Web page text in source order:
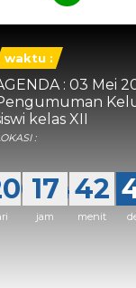
waktu :
: 03 Mei
kelas XII
:
17
jam
42
menit